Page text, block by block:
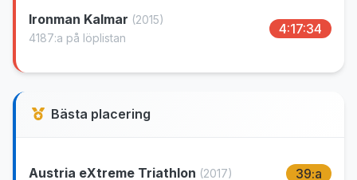
Ironman Kalmar (2015)
4187:a på löplistan
4:17:34
Bästa placering
Austria eXtreme Triathlon (2017) 39:a